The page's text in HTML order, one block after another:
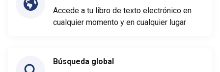
Accede a tu libro de texto electrónico en
cualquier momento y en cualquier lugar
Búsqueda global